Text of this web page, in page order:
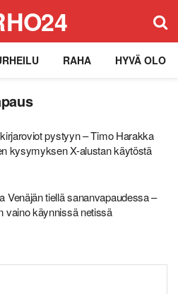
RAHA HYVÄ OLO
pystyyn – Timo Harakka
kysymyksen X-alustan käytöstä
Venäjän tiellä sananvapaudessa –
vaino käynnissä netissä